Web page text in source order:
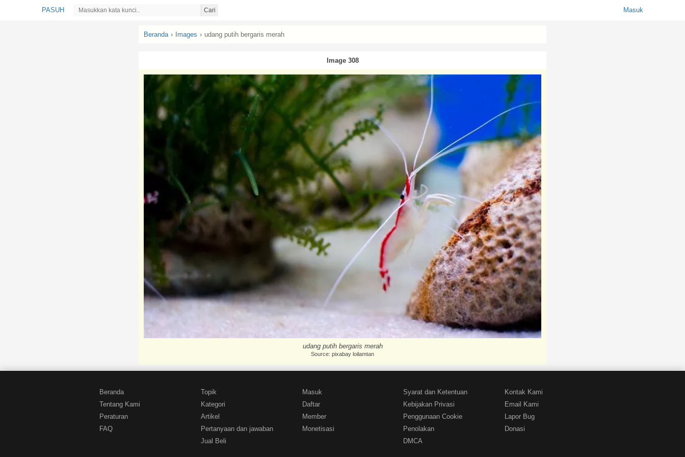
PASUH Cari Masuk
Beranda › Images › udang putih bergaris merah
Image 308
udang putih bergaris merah
Source: pixabay loilamtan
Beranda
Tentang Kami
Peraturan
FAQ
Topik
Kategori
Artikel
Pertanyaan dan jawaban
Jual Beli
Masuk
Daftar
Member
Monetisasi
Syarat dan Ketentuan
Kebijakan Privasi
Penggunaan Cookie
Penolakan
DMCA
Kontak Kami
Email Kami
Lapor Bug
Donasi